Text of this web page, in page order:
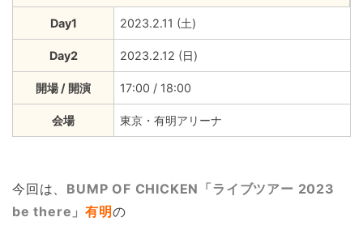
Day1 2023.2.11 (土)
Day2 2023.2.12 (日)
開場 / 開演 17:00 / 18:00
会場 東京・有明アリーナ
今回は、 BUMP OF CHICKEN「ライブツアー 2023
be there」有明の